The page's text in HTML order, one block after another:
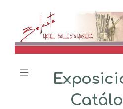
contenido
Menú